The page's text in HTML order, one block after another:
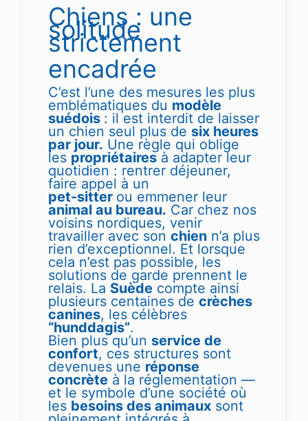
Chiens : une
solitude
strictement
encadrée
C’est l’une des mesures les plus
emblématiques du modèle
suédois : il est interdit de laisser
un chien seul plus de six heures
par jour. Une règle qui oblige
les propriétairesà adapter leur
quotidien : rentrer déjeuner,
faire appel à un
pet-sitter ou emmener leur
animal au bureau. Car chez nos
voisins nordiques, venir
travailler avec son chienn’a plus
rien d’exceptionnel. Et lorsque
cela n’est pas possible, les
solutions de garde prennent le
relais. La Suèdecompte ainsi
plusieurs centaines de crèches
canines, les célèbres
“hunddagis”.
Bien plus qu’un service de
confort, ces structures sont
devenues une réponse
concrèteà la réglementation —
et le symbole d’une société où
les besoins des animauxsont